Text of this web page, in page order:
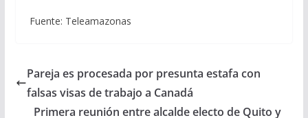
Fuente: Teleamazonas
Pareja es procesada por presunta estafa con
falsas visas de trabajo a Canadá
Primera reunión entre alcalde electo de Quito y